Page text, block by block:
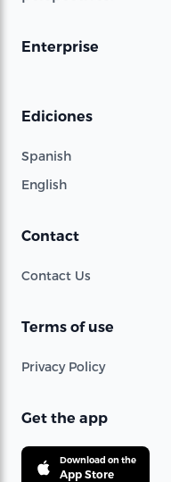
Enterprise
Ediciones
Spanish
English
Contact
Contact Us
Terms of use
Privacy Policy
Get the app
Download on the
App Store